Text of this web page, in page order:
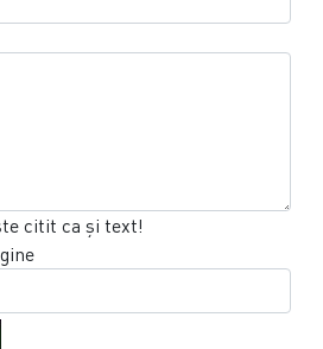
citit ca şi text!